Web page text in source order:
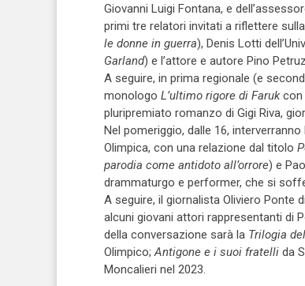
Giovanni Luigi Fontana, e
primi tre relatori invitati a riflettere
le donne in guerra), Denis Lotti
Garland) e l’attore e autore Pino
A seguire, in prima regionale (e
monologo L’ultimo rigore di Farukcon
pluripremiato romanzo di Gigi Riva,
Nel pomeriggio, dalle 16,
Olimpica, con una relazione dal titolo
parodia come antidoto all’orrore) e
drammaturgo e performer, che si
A seguire, il giornalista Oliviero Ponte
alcuni giovani attori rappresentanti di
della conversazione sarà la Trilogia
Olimpico; Antigone e i suoi fratelli da
Moncalieri nel 2023.